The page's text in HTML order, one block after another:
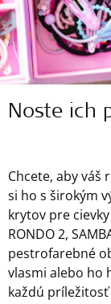
Noste ich
Chcete, aby váš
si ho s širokým
krytov pre cievky
RONDO 2,
pestrofarebné
vlasmi alebo ho
každú